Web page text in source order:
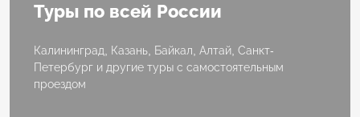
Туры по всей России
Калининград, Казань, Байкал, Алтай, Санкт-
Петербург и другие туры с самостоятельным
проездом